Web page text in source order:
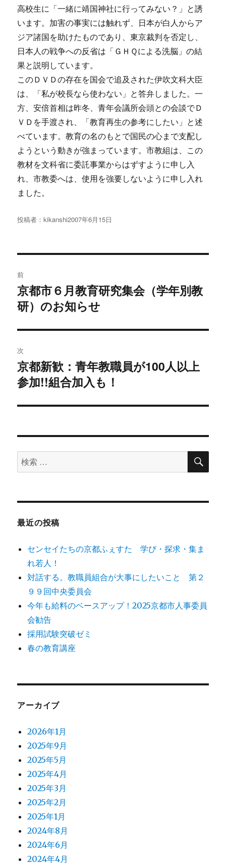
高校生に「一緒に靖国神社に行ってみない？」と誘
います。加害の事実には触れず、日本が白人からア
ジア諸国を助けたものであり、東京裁判を否定し、
日本人の戦争への反省は「ＧＨＱによる洗脳」の結
果と説明しています。
このＤＶＤの存在を国会で追及された伊吹文科大臣
は、「私が校長なら使わない」と答弁しました。一
方、安倍首相は昨冬、青年会議所会頭との会談でＤ
ＶＤを手渡され、「教育再生の参考にしたい」と述
べています。教育の名のもとで国民の心まで支配し
ようという動きが強まっています。市教組は、この
教材を文科省に委託事業からはずすように申し入
れ、市教委へは、使用を強要しないように申し入れ
ました。
投稿者：kikanshi投
2007年6月15日
稿
ナ
ビ
ゲ
ー
シ
ン
前
過
去
投
稿:
京都市６月教育研究集会（学年別教
研）のお知らせ
次
次
の
稿:
京都新歓：青年教職員が100人以上
参加!!組合加入も！
検
索
象:
検
最近の投稿
センセイたちの京都ふぇすた 学び・探求・集ま
れ若人！
対話する。教職員組合が大事にしたいこと 第２
９９回中央委員会
今年も給料のベースアップ！2025京都市人事委員
会勧告
採用試験突破ゼミ
春の教育講座
アーカイブ
2026年1月
2025年9月
2025年5月
2025年4月
2025年3月
2025年2月
2025年1月
2024年8月
2024年6月
2024年4月